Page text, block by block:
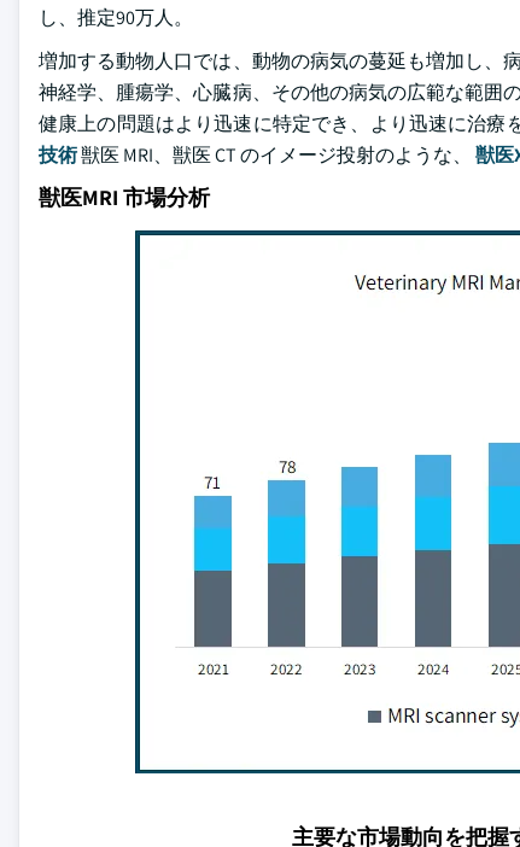
し、推定90万人。
増加する動物人口では、動物の病気の蔓延も増加し、
神経学、腫瘍学、心臓病、その他の病気の広範な範囲
健康上の問題はより迅速に特定でき、より迅速に治
技術獣医 MRI、獣医 CT のイメージ投射のような、 獣医
獣医MRI 市場分析
主要な市場動向を把握